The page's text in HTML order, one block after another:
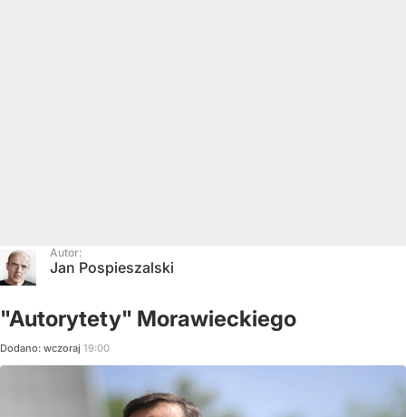
Autor:
Jan Pospieszalski
"Autorytety" Morawieckiego
Dodano: wczoraj 19:00